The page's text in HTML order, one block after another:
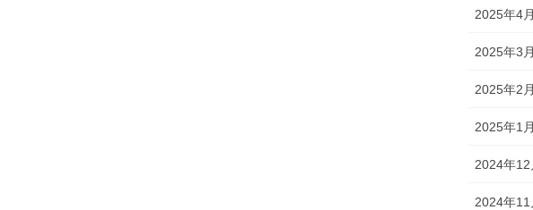
2025年4月
2025年3月
2025年2月
2025年1月
2024年12
2024年11